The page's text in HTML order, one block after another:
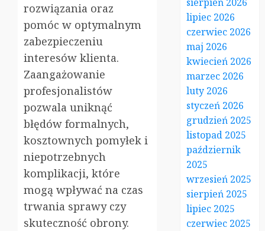
rozwiązania oraz
pomóc w optymalnym
zabezpieczeniu
interesów klienta.
Zaangażowanie
profesjonalistów
pozwala uniknąć
błędów formalnych,
kosztownych pomyłek i
niepotrzebnych
komplikacji, które
mogą wpływać na czas
trwania sprawy czy
skuteczność obrony.
lipiec 2026
czerwiec 2026
maj 2026
kwiecień 2026
marzec 2026
luty 2026
styczeń 2026
grudzień 2025
listopad 2025
październik
2025
wrzesień 2025
sierpień 2025
lipiec 2025
czerwiec 2025